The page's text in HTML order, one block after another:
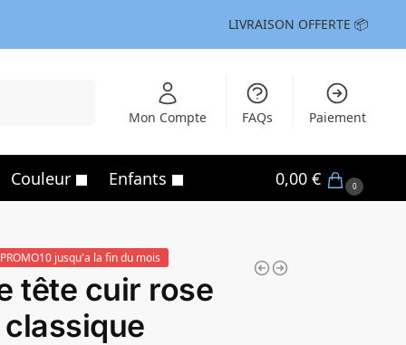
LIVRAISON OFFERTE 📦
Mon Compte FAQs Paiement
Couleur Enfants 0,00€ 0
jusqu'a la fin du mois
tête cuir rose